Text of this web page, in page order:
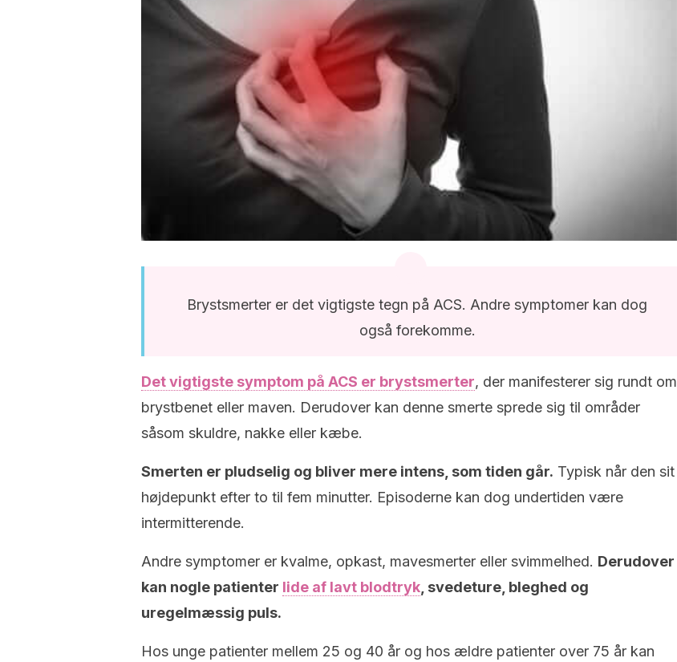
Brystsmerter er det vigtigste tegn på ACS. Andre symptomer kan dog
også forekomme.
Det vigtigste symptom på ACS er brystsmerter, der manifesterer sig rundt om
brystbenet eller maven. Derudover kan denne smerte sprede sig til områder
såsom skuldre, nakke eller kæbe.
Smerten er pludselig og bliver mere intens, som tiden går. Typisk når den sit
højdepunkt efter to til fem minutter. Episoderne kan dog undertiden være
intermitterende.
Andre symptomer er kvalme, opkast, mavesmerter eller svimmelhed. Derudover
kan nogle patienter lide af lavt blodtryk , svedeture, bleghed og
uregelmæssig puls.
Hos unge patienter mellem 25 og 40 år og hos ældre patienter over 75 år kan